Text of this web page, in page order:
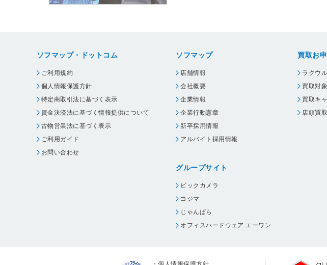
ソフマップ・ドットコム
ご利用規約
個人情報保護方針
特定商取引法に基づく表示
資金決済法に基づく情報提供について
古物営業法に基づく表示
ご利用ガイド
お問い合わせ
ソフマップ
店舗情報
会社概要
企業情報
企業行動憲章
新卒採用情報
アルバイト採用情報
グループサイト
ビックカメラ
コジマ
じゃんぱら
オフィスハードウェア エーワン
買取お
ラクウル
買取対
買取キ
店頭買取